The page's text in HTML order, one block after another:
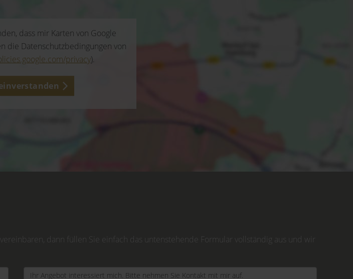
dass mir Karten von Google
die Datenschutzbedingungen von
privacy).
dann füllen Sie einfach das untenstehende Formular vollständig aus und wir